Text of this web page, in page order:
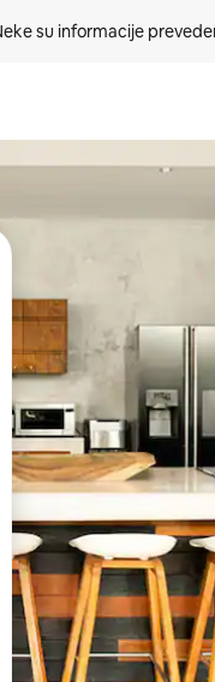
su informacije
se strelicama